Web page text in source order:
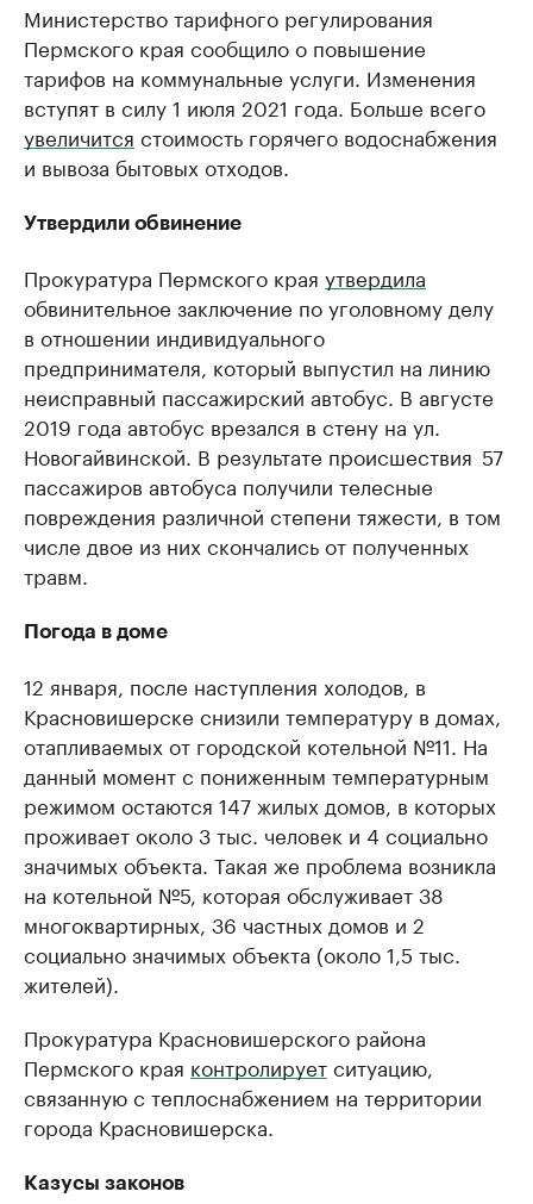
Министерство тарифного регулирования
Пермского края сообщило о повышение
тарифов на коммунальные услуги. Изменения
вступят в силу 1 июля 2021 года. Больше всего
увеличится стоимость горячего водоснабжения
и вывоза бытовых отходов.
Утвердили обвинение
Прокуратура Пермского края утвердила
обвинительное заключение по уголовному делу
в отношении индивидуального
предпринимателя, который выпустил на линию
неисправный пассажирский автобус. В августе
2019 года автобус врезался в стену на ул.
Новогайвинской. В результате происшествия 57
пассажиров автобуса получили телесные
повреждения различной степени тяжести, в том
числе двое из них скончались от полученных
травм.
Погода в доме
12 января, после наступления холодов, в
Красновишерске снизили температуру в домах,
отапливаемых от городской котельной №11. На
данный момент с пониженным температурным
режимом остаются 147 жилых домов, в которых
проживает около 3 тыс. человек и 4 социально
значимых объекта. Такая же проблема возникла
на котельной №5, которая обслуживает 38
многоквартирных, 36 частных домов и 2
социально значимых объекта (около 1,5 тыс.
жителей).
Прокуратура Красновишерского района
Пермского края контролируетситуацию,
связанную с теплоснабжением на территории
города Красновишерска.
Казусы законов